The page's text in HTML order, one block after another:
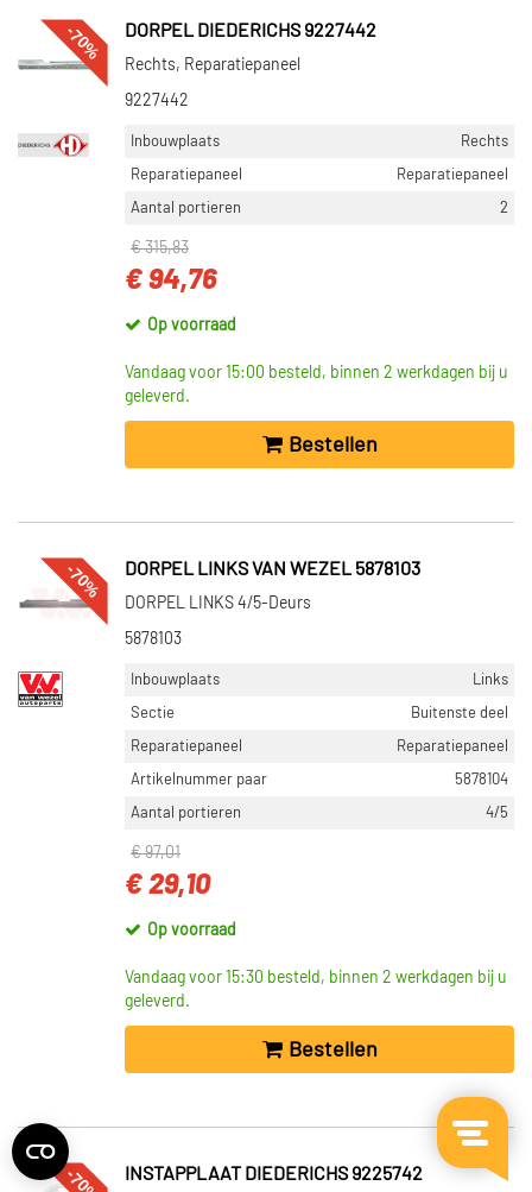
-70% DORPEL DIEDERICHS 9227442
Rechts, Reparatiepaneel
9227442
Inbouwplaats
Rechts
Reparatiepaneel
Reparatiepaneel
Aantal portieren
2
€ 315,83
€ 94,76
Op voorraad
Vandaag voor 15:00 besteld, binnen 2 werkdagen bij u
geleverd.
Bestellen
-70% DORPEL LINKS VAN WEZEL 5878103
DORPEL LINKS 4/5-Deurs
5878103
Inbouwplaats
Links
Sectie
Buitenste deel
Reparatiepaneel
Reparatiepaneel
Artikelnummer paar
5878104
Aantal portieren
4/5
€ 97,01
€ 29,10
Op voorraad
Vandaag voor 15:30 besteld, binnen 2 werkdagen bij u
geleverd.
Bestellen
INSTAPPLAAT DIEDERICHS 9225742